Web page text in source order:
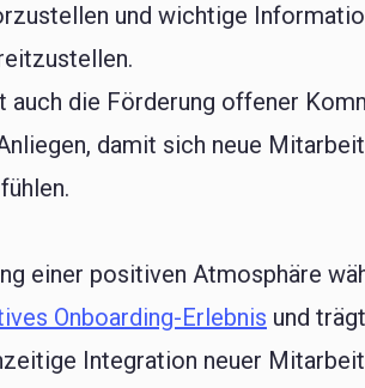
und wichtige
auch die Förderung offener
damit sich neue
einer positiven Atmosphäre
Onboarding-Erlebnis und
Integration neuer